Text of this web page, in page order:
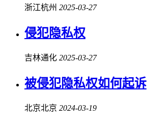
浙江杭州 2025-03-27
侵犯隐私权
吉林通化 2025-03-27
被侵犯隐私权如何起诉
北京北京 2024-03-19